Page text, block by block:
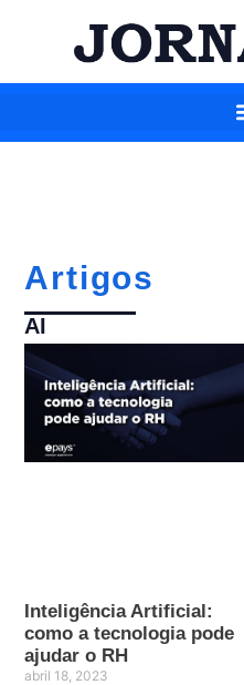
Artigos
AI
Inteligência Artificial:
como a tecnologia pode
ajudar o RH
abril 18, 2023